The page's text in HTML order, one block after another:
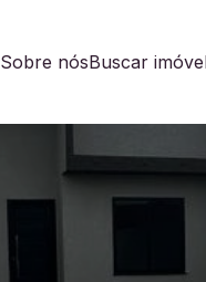
Sobre nósBuscar